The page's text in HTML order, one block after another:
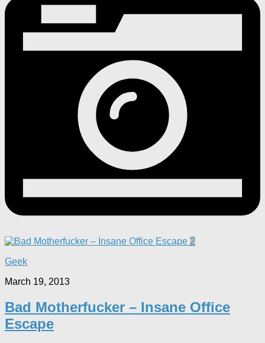
2
Geek
March 19, 2013
Bad Motherfucker – Insane Office
Escape